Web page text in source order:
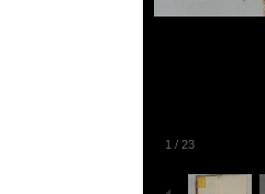
1 / 23